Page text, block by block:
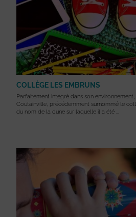
COLLÈGE LES EMBRUNS
Parfaitement intégré dans son
Coutainville, précédemment surnommé le
du nom de la dune sur laquelle il a été ...